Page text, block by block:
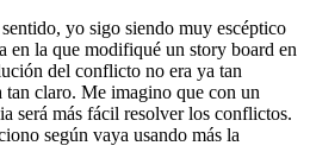
yo sigo siendo muy escéptico
en la que modifiqué un story board en
del conflicto no era ya tan
claro. Me imagino que con un
será más fácil resolver los conflictos.
según vaya usando más la